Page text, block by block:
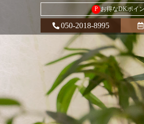
P お得なDKポイ
050-2018-8995